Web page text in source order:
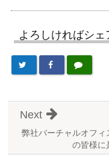
よろしければシ
弊社バーチャルオフィ
の皆様に
Next